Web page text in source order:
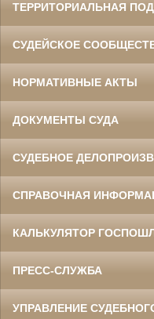
ТЕРРИТОРИАЛЬНАЯ
СУДЕЙСКОЕ
НОРМАТИВНЫЕ АКТЫ
ДОКУМЕНТЫ СУДА
СУДЕБНОЕ
СПРАВОЧНАЯ
КАЛЬКУЛЯТОР
ПРЕСС-СЛУЖБА
УПРАВЛЕНИЕ